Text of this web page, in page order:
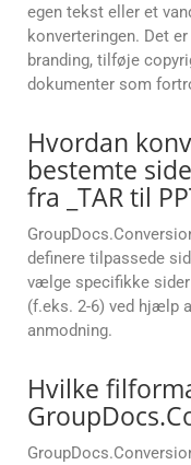
egen tekst eller et
konverteringen. Det
branding, tilføje
dokumenter som
Hvordan
bestemte
fra _TAR til
definere tilpassede
vælge specifikke
(f.eks. 2-6) ved hjælp
anmodning.
Hvilke